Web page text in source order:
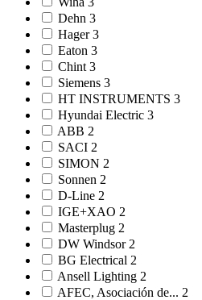
Dehn 3
Hager3
Eaton 3
Chint 3
Siemens 3
HT INSTRUMENTS 3
Hyundai Electric 3
ABB 2
SACI 2
SIMON 2
Sonnen 2
D-Line 2
IGE+XAO 2
Masterplug 2
DW Windsor 2
BG Electrical 2
Ansell Lighting 2
AFEC, Asociación de... 2